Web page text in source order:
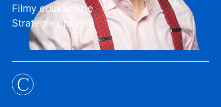
Filmy edukacyjne
Strategie opcyjne
C